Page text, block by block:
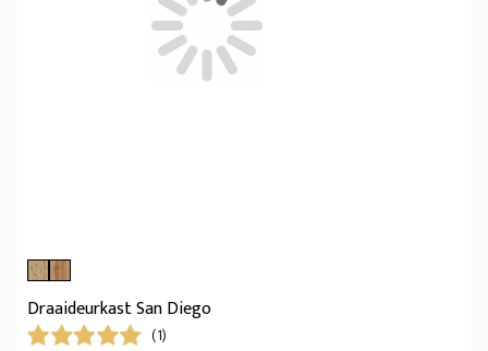
Draaideurkast San Diego
(1)